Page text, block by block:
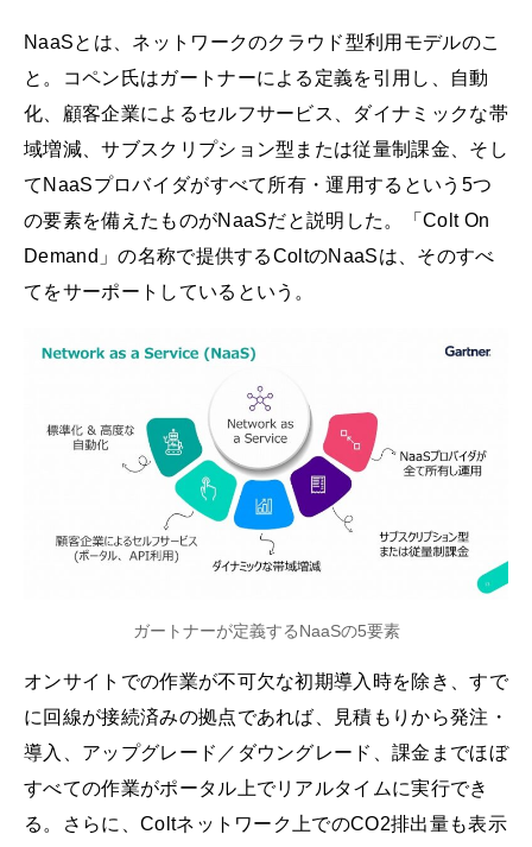
NaaSとは、ネットワークのクラウド型利用モデルのこ
と。コペン氏はガートナーによる定義を引用し、自動
化、顧客企業によるセルフサービス、ダイナミックな帯
域増減、サブスクリプション型または従量制課金、そし
てNaaSプロバイダがすべて所有・運用するという5つ
の要素を備えたものがNaaSだと説明した。「Colt On
Demand」の名称で提供するColtのNaaSは、そのすべ
てをサーポートしているという。
ガートナーが定義するNaaSの5要素
オンサイトでの作業が不可欠な初期導入時を除き、すで
に回線が接続済みの拠点であれば、見積もりから発注・
導入、アップグレード／ダウングレード、課金までほぼ
すべての作業がポータル上でリアルタイムに実行でき
る。さらに、Coltネットワーク上でのCO2排出量も表示